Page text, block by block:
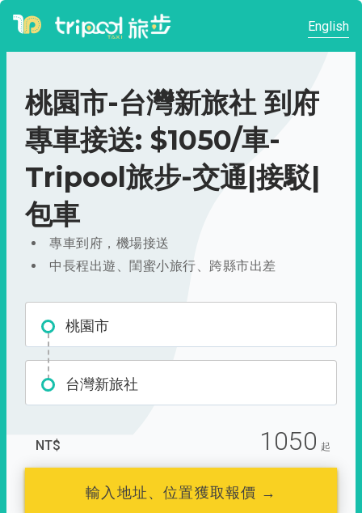
English
桃園市-台灣新旅社 到府
專車接送: $1050/車-
Tripool旅步-交通|接駁|
包車
專車到府，機場接送
中長程出遊、閨蜜小旅行、跨縣市出差
桃園市
台灣新旅社
NT$ 1050 起
輸入地址、位置獲取報價 →